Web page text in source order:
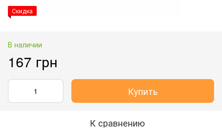
Скидка
В наличии
167 грн
Купить
К сравнению